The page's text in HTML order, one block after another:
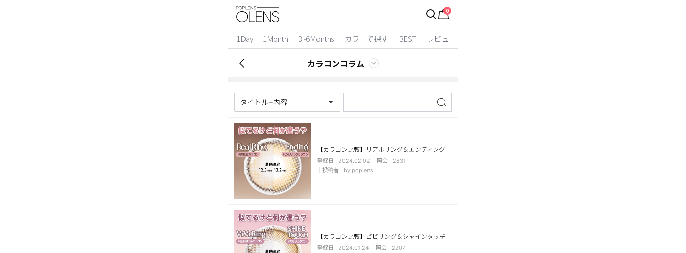
0
1Day 1Month 3~6Months カラーで探す BEST レビュー
2 Weeks
3~6 Months
チョコ
カラコンコラム
タイトル+内容
【カラコン比較】リアルリング＆エンディング
2024.02.02
2831
by poplens
【カラコン比較】ビビリング＆シャインタッチ
2024.01.24
2207